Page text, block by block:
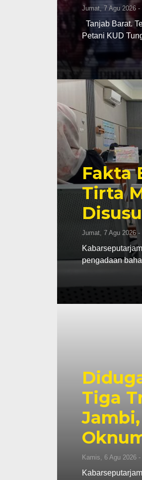
Jumat, 7 Agu 2026 -
Tanjab Barat.
Petani KUD
Fakta
Tirta
Jumat, 7 Agu 2026 -
pengadaan
Tiga
Kamis, 6 Agu 2026